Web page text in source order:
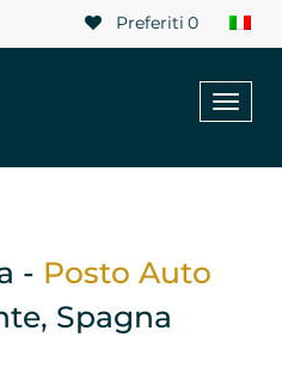
Preferiti 0
- Posto Auto
Spagna